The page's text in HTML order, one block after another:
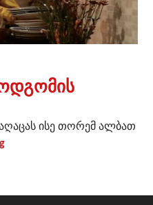
ისე თორემ ალბათ
Fish’s blog – შემოდგომის